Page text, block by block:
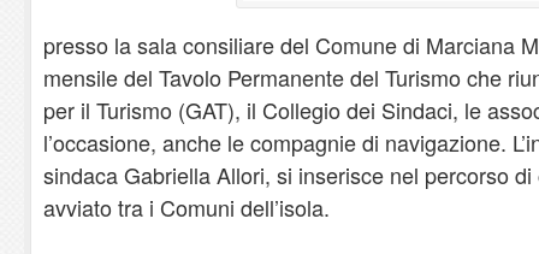
presso la sala consiliare del Comune di Marciana
mensile del Tavolo Permanente del Turismo che
per il Turismo (GAT), il Collegio dei Sindaci, le
l’occasione, anche le compagnie di navigazione.
sindaca Gabriella Allori, si inserisce nel percorso di
avviato tra i Comuni dell’isola.